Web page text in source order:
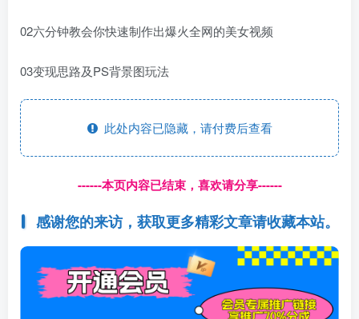
02六分钟教会你快速制作出爆火全网的美女视频
03变现思路及PS背景图玩法
此处内容已隐藏，请付费后查看
------本页内容已结束，喜欢请分享------
感谢您的来访，获取更多精彩文章请收藏本站。